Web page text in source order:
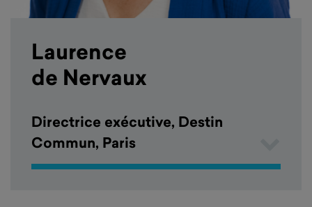
Laurence
de Nervaux
Directrice exécutive, Destin
Commun, Paris